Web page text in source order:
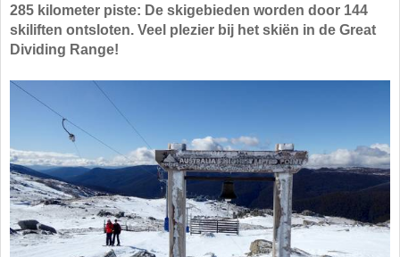
285 kilometer piste: De skigebieden worden door 144
skiliften ontsloten. Veel plezier bij het skiën in de Great
Dividing Range!